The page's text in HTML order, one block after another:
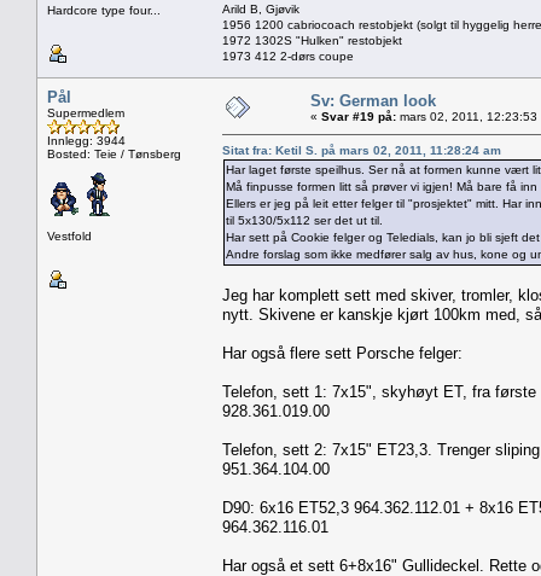
Hardcore type four...
Arild B, Gjøvik
1956 1200 cabriocoach restobjekt (solgt til hyggelig
1972 1302S "Hulken" restobjekt
1973 412 2-dørs coupe
Pål
Supermedlem
Innlegg: 3944
Bosted: Teie / Tønsberg
Vestfold
Sv: German look
« Svar #19 på: mars 02, 2011, 12:23:53
Sitat fra: Ketil S. på mars 02, 2011, 11:28:24 am
Har laget første speilhus. Ser nå at formen kunne vært
Må finpusse formen litt så prøver vi igjen! Må bare få
Ellers er jeg på leit etter felger til "prosjektet" mitt. Har
til 5x130/5x112 ser det ut til.
Har sett på Cookie felger og Teledials, kan jo bli sjeft
Andre forslag som ikke medfører salg av hus, kone og
Jeg har komplett sett med skiver, tromler,
nytt. Skivene er kanskje kjørt 100km med,
Har også flere sett Porsche felger:
Telefon, sett 1: 7x15", skyhøyt ET, fra første
928.361.019.00
Telefon, sett 2: 7x15" ET23,3. Trenger
951.364.104.00
D90: 6x16 ET52,3 964.362.112.01 + 8x16
964.362.116.01
Har også et sett 6+8x16" Gullideckel. Rette